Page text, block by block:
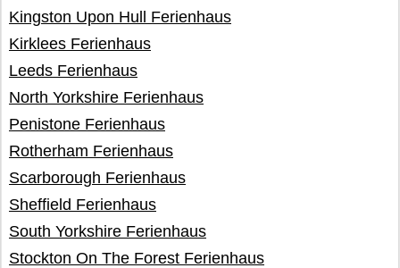
Kingston Upon Hull Ferienhaus
Kirklees Ferienhaus
Leeds Ferienhaus
North Yorkshire Ferienhaus
Penistone Ferienhaus
Rotherham Ferienhaus
Scarborough Ferienhaus
Sheffield Ferienhaus
South Yorkshire Ferienhaus
Stockton On The Forest Ferienhaus